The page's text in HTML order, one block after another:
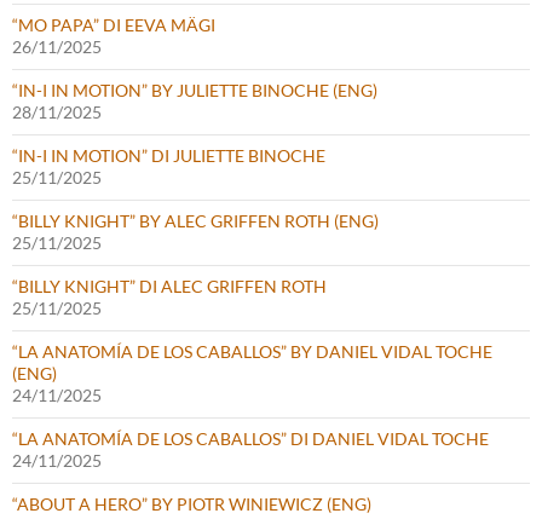
“MO PAPA” DI EEVA MÄGI
26/11/2025
“IN-I IN MOTION” BY JULIETTE BINOCHE (ENG)
28/11/2025
“IN-I IN MOTION” DI JULIETTE BINOCHE
25/11/2025
“BILLY KNIGHT” BY ALEC GRIFFEN ROTH (ENG)
25/11/2025
“BILLY KNIGHT” DI ALEC GRIFFEN ROTH
25/11/2025
“LA ANATOMÍA DE LOS CABALLOS” BY DANIEL VIDAL TOCHE
(ENG)
24/11/2025
“LA ANATOMÍA DE LOS CABALLOS” DI DANIEL VIDAL TOCHE
24/11/2025
“ABOUT A HERO” BY PIOTR WINIEWICZ (ENG)